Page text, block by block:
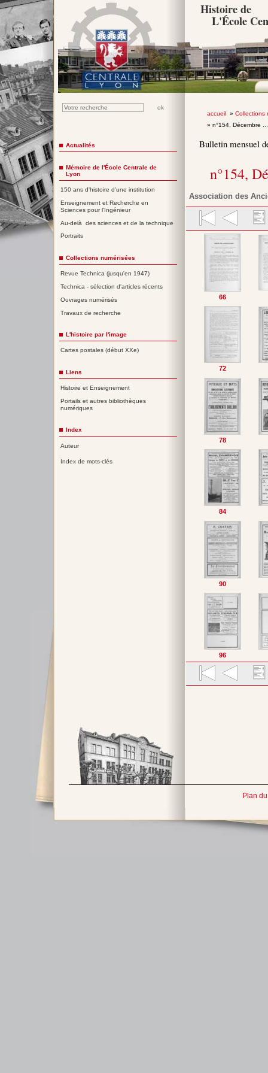
Histoire de
L'École
accueil» Collections
» n°154, Décembre
Bulletin mensuel
n°154,
Association des
66
72
78
84
90
96
Actualités
Mémoire de l'École Centrale de
Lyon
150 ans d'histoire d'une institution
Enseignement et Recherche en
Sciences pour l'Ingénieur
Au-delà des sciences et de la technique
Portraits
Collections numérisées
Revue Technica (jusqu'en 1947)
Technica - sélection d'articles récents
Ouvrages numérisés
Travaux de recherche
L'histoire par l'image
Cartes postales (début XXe)
Liens
Histoire et Enseignement
Portails et autres bibliothèques
numériques
Index
Auteur
Index de mots-clés
Plan